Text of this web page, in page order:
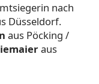
nach
Düsseldorf.
aus Pöcking /
aus